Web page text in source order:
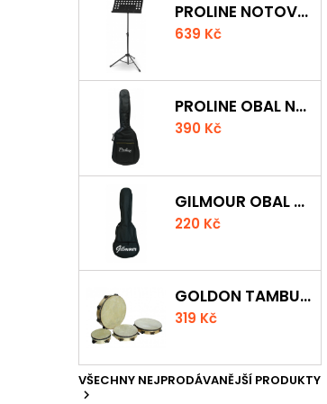
PROLINE NOTOVÝ PULT ODLEHČENÝ
639 Kč
PROLINE OBAL NA KLASICKOU KYTARU S 5 MM POLSTROVÁNÍM
390 Kč
GILMOUR OBAL NA UKULELE CONCERT
220 Kč
GOLDON TAMBURÍNA S BLÁNOU A ČINELKY 20CM
319 Kč
VŠECHNY NEJPRODÁVANĚJŠÍ PRODUKTY
